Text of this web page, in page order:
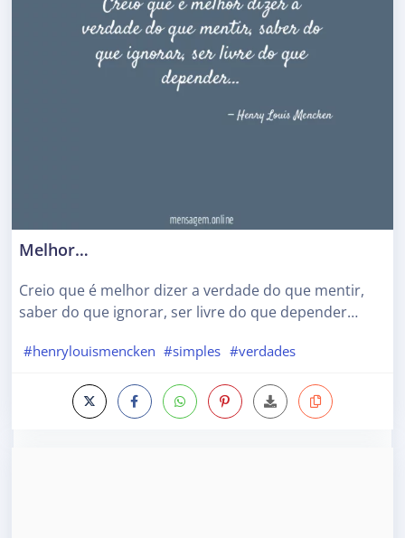
Melhor…
Creio que é melhor dizer a verdade do que mentir,
saber do que ignorar, ser livre do que depender…
#henrylouismencken #simples #verdades